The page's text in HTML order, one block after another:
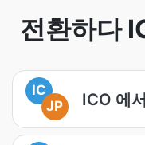
전환하다
IC
JP
ICO 에